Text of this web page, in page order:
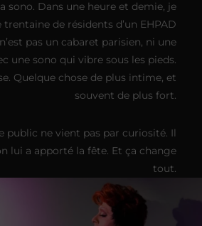
sono. Dans une heure et demie, je
de résidents d’un EHPAD
pas un cabaret parisien, ni une
une sono qui vibre sous les pieds.
Quelque chose de plus intime, et
souvent de plus fort.
public ne vient pas par curiosité. Il
lui a apporté la fête. Et ça change
tout.